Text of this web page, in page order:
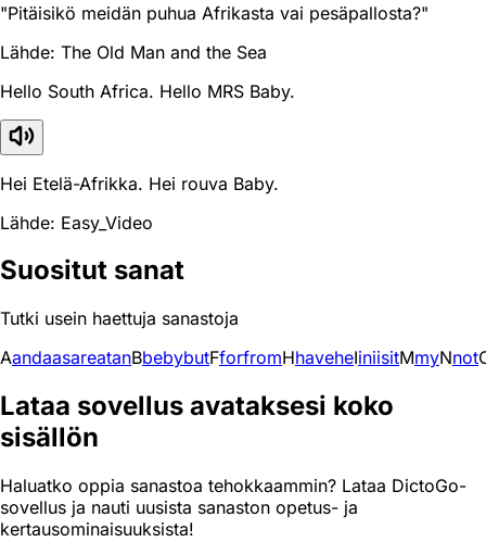
"Pitäisikö meidän puhua Afrikasta vai pesäpallosta?"
Lähde: The Old Man and the Sea
Hello South Africa. Hello MRS Baby.
Hei Etelä-Afrikka. Hei rouva Baby.
Lähde: Easy_Video
Suositut sanat
Tutki usein haettuja sanastoja
AandaasareatanBbebybutFforfromHhaveheIiniisitMmyNnot
Lataa sovellus avataksesi koko
sisällön
Haluatko oppia sanastoa tehokkaammin? Lataa DictoGo-
sovellus ja nauti uusista sanaston opetus- ja
kertausominaisuuksista!